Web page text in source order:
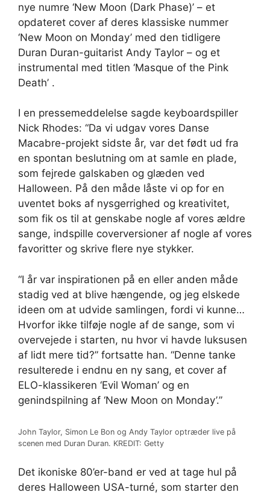
nye numre ‘New Moon (Dark Phase)’ – et
opdateret cover af deres klassiske nummer
‘New Moon on Monday’ med den tidligere
Duran Duran-guitarist Andy Taylor – og et
instrumental med titlen ‘Masque of the Pink
Death’ .
I en pressemeddelelse sagde keyboardspiller
Nick Rhodes: “Da vi udgav vores Danse
Macabre-projekt sidste år, var det født ud fra
en spontan beslutning om at samle en plade,
som fejrede galskaben og glæden ved
Halloween. På den måde låste vi op for en
uventet boks af nysgerrighed og kreativitet,
som fik os til at genskabe nogle af vores ældre
sange, indspille coverversioner af nogle af vores
favoritter og skrive flere nye stykker.
“I år var inspirationen på en eller anden måde
stadig ved at blive hængende, og jeg elskede
ideen om at udvide samlingen, fordi vi kunne…
Hvorfor ikke tilføje nogle af de sange, som vi
overvejede i starten, nu hvor vi havde luksusen
af ​​lidt mere tid?” fortsatte han. “Denne tanke
resulterede i endnu en ny sang, et cover af
ELO-klassikeren ‘Evil Woman’ og en
genindspilning af ‘New Moon on Monday’.”
John Taylor, Simon Le Bon og Andy Taylor optræder live på
scenen med Duran Duran. KREDIT: Getty
Det ikoniske 80’er-band er ved at tage hul på
deres Halloween USA-turné, som starter den